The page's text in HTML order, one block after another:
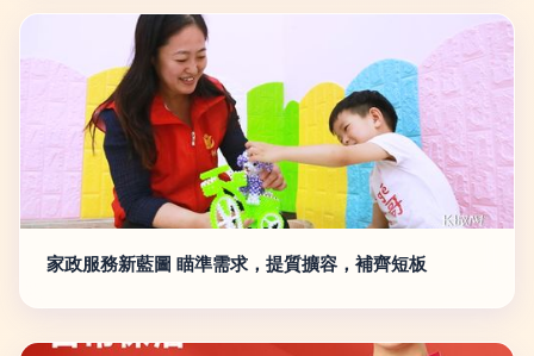
家政服務新藍圖 瞄準需求，提質擴容，補齊短板